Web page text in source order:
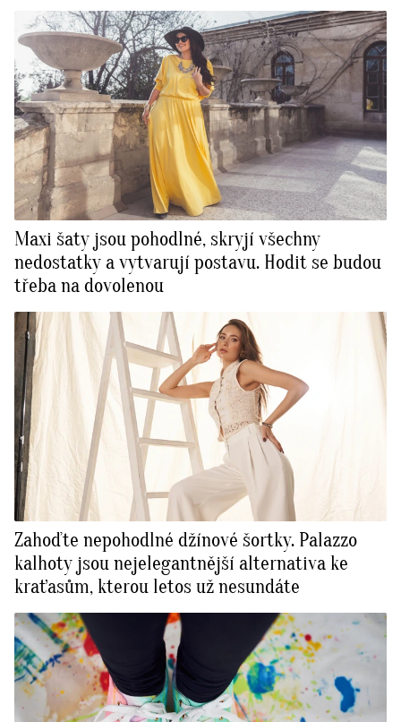
Maxi šaty jsou pohodlné, skryjí všechny
nedostatky a vytvarují postavu. Hodit se budou
třeba na dovolenou
Zahoďte nepohodlné džínové šortky. Palazzo
kalhoty jsou nejelegantnější alternativa ke
kraťasům, kterou letos už nesundáte